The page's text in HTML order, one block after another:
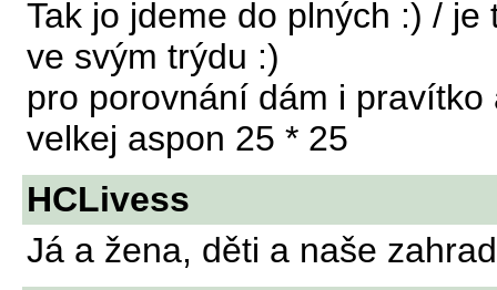
Tak jo jdeme do plných :) /
ve svým trýdu :)
pro porovnání dám i
velkej aspon 25 * 25
HCLivess
Já a žena, děti a naše